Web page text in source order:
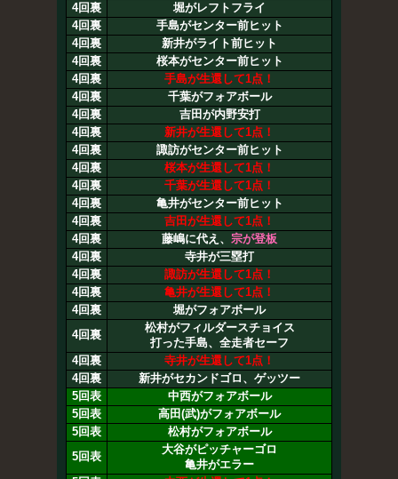
4回裏
堀がレフトフライ
4回裏
手島がセンター前ヒット
4回裏
新井がライト前ヒット
4回裏
桜本がセンター前ヒット
4回裏
手島が生還して1点！
4回裏
千葉がフォアボール
4回裏
吉田が内野安打
4回裏
新井が生還して1点！
4回裏
諏訪がセンター前ヒット
4回裏
桜本が生還して1点！
4回裏
千葉が生還して1点！
4回裏
亀井がセンター前ヒット
4回裏
吉田が生還して1点！
4回裏
藤嶋に代え、 宗が登板
4回裏
寺井が三塁打
4回裏
諏訪が生還して1点！
4回裏
亀井が生還して1点！
4回裏
堀がフォアボール
4回裏
松村がフィルダースチョイス
打った手島、全走者セーフ
4回裏
寺井が生還して1点！
4回裏
新井がセカンドゴロ、ゲッツー
5回表
中西がフォアボール
5回表
高田(武)がフォアボール
5回表
松村がフォアボール
5回表
大谷がピッチャーゴロ
亀井がエラー